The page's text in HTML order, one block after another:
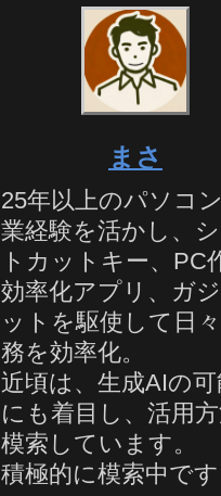
まさ
25年以上のパソコ
業経験を活かし、
トカットキー、PC
効率化アプリ、ガ
ットを駆使して日
務を効率化。
近頃は、生成AIの可
にも着目し、活用
模索しています。
積極的に模索中です